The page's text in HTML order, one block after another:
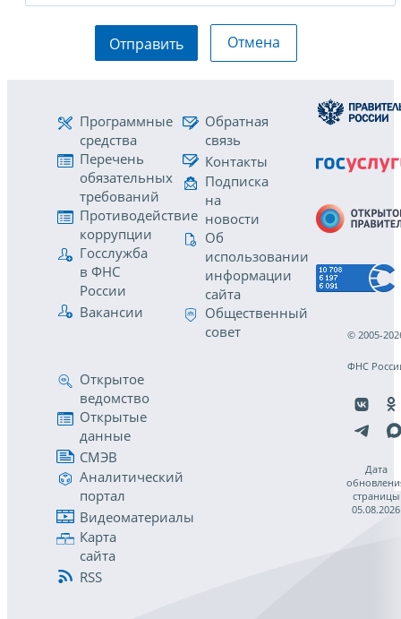
Отправить Отмена
Программные
средства
Перечень
обязательных
требований
Противодействие
коррупции
Госслужба
в ФНС
России
Вакансии
Обратная
связь
Контакты
Подписка
на
новости
Об
использовании
информации
сайта
Общественный
совет
Открытое
ведомство
Открытые
данные
СМЭВ
Аналитический
портал
Видеоматериалы
Карта
сайта
RSS
© 2005-
ФНС
Дата
страницы
05.08.2026